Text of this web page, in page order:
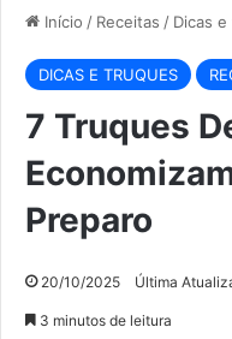
Início / Receitas / Dicas
DICAS E TRUQUES
7 Truques
Preparo
20/10/2025 Última
3 minutos de leitura